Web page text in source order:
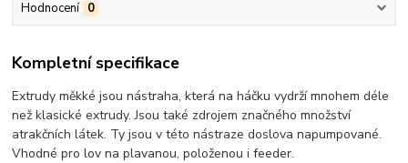
Hodnocení 0
Kompletní specifikace
Extrudy měkké jsou nástraha, která na háčku vydrží mnohem déle
než klasické extrudy. Jsou také zdrojem značného množství
atrakčních látek. Ty jsou v této nástraze doslova napumpované.
Vhodné pro lov na plavanou, položenou i feeder.